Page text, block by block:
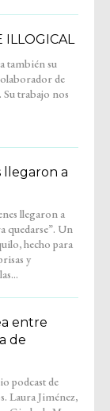
ILLOGICAL
llegaron a
entre
de